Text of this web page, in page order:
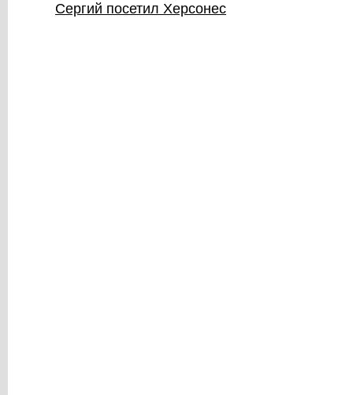
Сергий посетил Херсонес